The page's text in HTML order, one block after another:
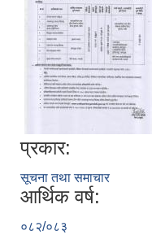
प्रकार:
सूचना तथा समाचार
आर्थिक वर्ष:
०८२/०८३